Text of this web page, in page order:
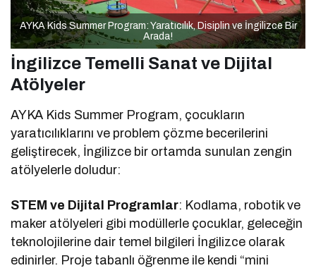
AYKA Kids Summer Program: Yaratıcılık, Disiplin ve İngilizce Bir
Arada!
İngilizce Temelli Sanat ve Dijital
Atölyeler
AYKA Kids Summer Program, çocukların
yaratıcılıklarını ve problem çözme becerilerini
geliştirecek, İngilizce bir ortamda sunulan zengin
atölyelerle doludur:
STEM ve Dijital Programlar: Kodlama, robotik ve
maker atölyeleri gibi modüllerle çocuklar, geleceğin
teknolojilerine dair temel bilgileri İngilizce olarak
edinirler. Proje tabanlı öğrenme ile kendi “mini